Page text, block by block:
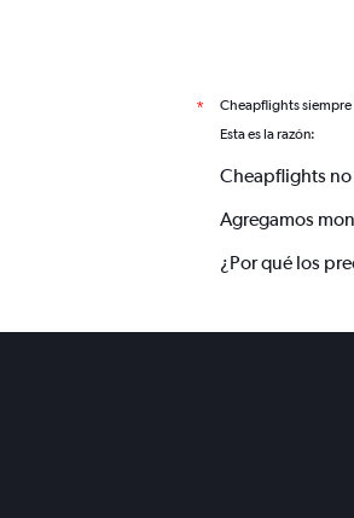
* Cheapflights
Esta es la razón:
Cheapflights
Agregamos
¿Por qué los